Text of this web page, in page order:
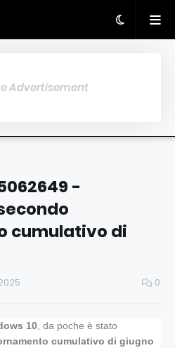
Advertisement
-
cumulativo di
0
10 , da poche è stato
cumulativo di giugno